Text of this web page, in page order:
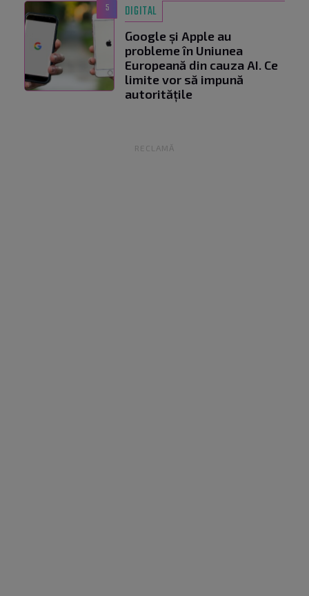
5 DIGITAL
Google și Apple au
probleme în Uniunea
Europeană din cauza AI. Ce
limite vor să impună
autoritățile
RECLAMĂ